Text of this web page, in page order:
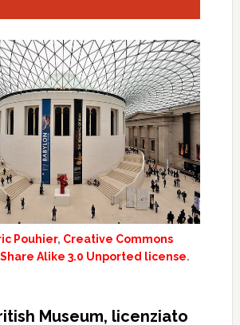
Pouhier, Creative Commons
Alike 3.0 Unported license.
Museum, licenziato